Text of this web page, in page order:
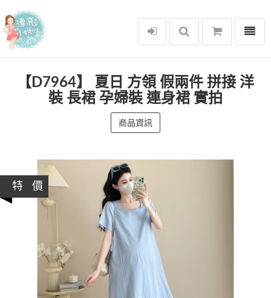
漂亮小媽咪
選單
【D7964】 夏日 方領 假兩件 拼接 洋
裝 長裙 孕婦裝 連身裙 實拍
商品資訊
特 價